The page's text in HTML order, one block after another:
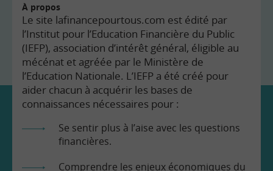
À propos
Le site lafinancepourtous.com est édité par
l’Institut pour l’Education Financière du Public
(IEFP), association d’intérêt général, éligible au
mécénat et agréée par le Ministère de
l’Education Nationale. L’IEFP a été créé pour
aider chacun à acquérir les bases de
connaissances nécessaires pour :
Se sentir plus à l’aise avec les questions
financières.
Comprendre les enjeux économiques du